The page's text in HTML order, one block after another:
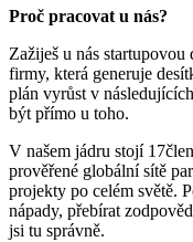
Proč pracovat u nás?
Zažiješ u nás startupovou
firmy, která generuje
plán vyrůst v
být přímo u toho.
V našem jádru stojí
prověřené globální sítě
projekty po celém světě.
nápady, přebírat
jsi tu správně.